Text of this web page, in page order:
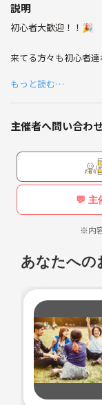
説明
初心者大歓迎！！🎉
来てる方々も初心者達
月2回くらいでやって
是非是非お待ちしてま
もっと読む…
主催者へ問い合わ
💬 主
※内
あなたへの